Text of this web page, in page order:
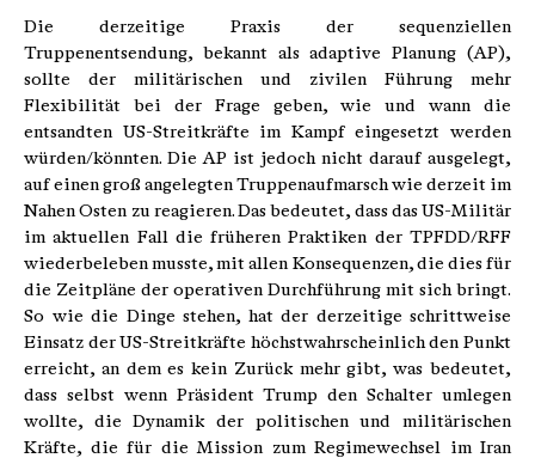
Die derzeitige Praxis der sequenziellen
Truppenentsendung, bekannt als adaptive Planung (AP),
sollte der militärischen und zivilen Führung mehr
Flexibilität bei der Frage geben, wie und wann die
entsandten US-Streitkräfte im Kampf eingesetzt werden
würden/könnten. Die AP ist jedoch nicht darauf ausgelegt,
auf einen groß angelegten Truppenaufmarsch wie derzeit im
Nahen Osten zu reagieren. Das bedeutet, dass das US-Militär
im aktuellen Fall die früheren Praktiken der TPFDD/RFF
wiederbeleben musste, mit allen Konsequenzen, die dies für
die Zeitpläne der operativen Durchführung mit sich bringt.
So wie die Dinge stehen, hat der derzeitige schrittweise
Einsatz der US-Streitkräfte höchstwahrscheinlich den Punkt
erreicht, an dem es kein Zurück mehr gibt, was bedeutet,
dass selbst wenn Präsident Trump den Schalter umlegen
wollte, die Dynamik der politischen und militärischen
Kräfte, die für die Mission zum Regimewechsel im Iran